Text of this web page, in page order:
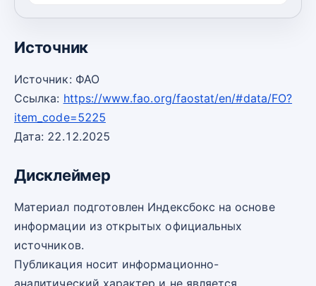
Источник
Источник: ФАО
Ссылка: https://www.fao.org/faostat/en/#data/FO?
item_code=5225
Дата: 22.12.2025
Дисклеймер
Материал подготовлен Индексбокс на основе
информации из открытых официальных
источников.
Публикация носит информационно-